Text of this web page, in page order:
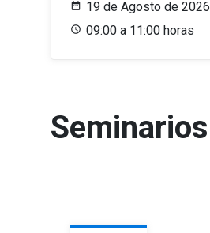
19 de Agosto de 2026
09:00 a 11:00 horas
Seminarios